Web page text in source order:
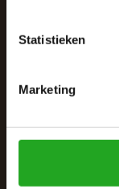
Statistieken
Marketing